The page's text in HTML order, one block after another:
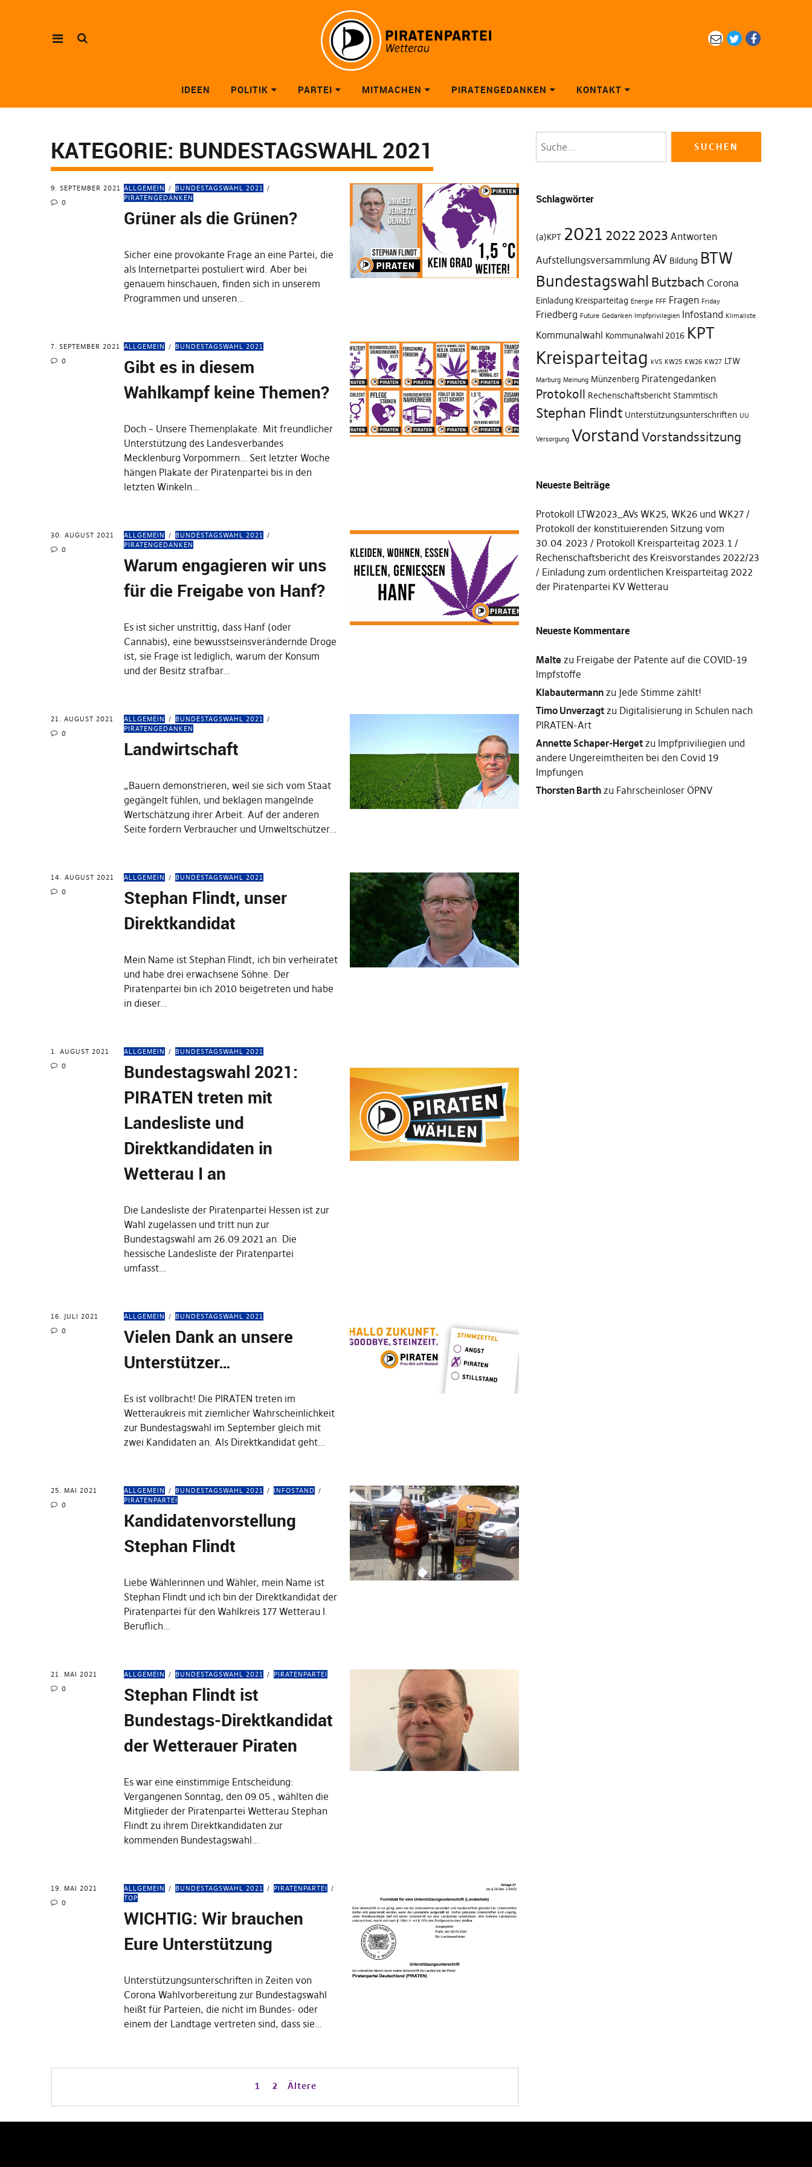
IDEEN POLITIK PARTEI MITMACHEN PIRATENGEDANKEN KONTAKT
KATEGORIE: BUNDESTAGSWAHL 2021
9. SEPTEMBER 2021
0
ALLGEMEIN
BUNDESTAGSWAHL 2021
PIRATENGEDANKEN
Grüner als die Grünen?
Sicher eine provokante Frage an eine Partei, die
als Internetpartei postuliert wird. Aber bei
genauem hinschauen, finden sich in unserem
Programmen und unseren…
7. SEPTEMBER 2021
0
ALLGEMEIN BUNDESTAGSWAHL 2021
Gibt es in diesem
Wahlkampf keine Themen?
Doch – Unsere Themenplakate. Mit freundlicher
Unterstützung des Landesverbandes
Mecklenburg Vorpommern… Seit letzter Woche
hängen Plakate der Piratenpartei bis in den
letzten Winkeln…
30. AUGUST 2021
0
ALLGEMEIN
BUNDESTAGSWAHL 2021
PIRATENGEDANKEN
Warum engagieren wir uns
für die Freigabe von Hanf?
Es ist sicher unstrittig, dass Hanf (oder
Cannabis), eine bewusstseinsverändernde Droge
ist, sie Frage ist lediglich, warum der Konsum
und der Besitz strafbar…
21. AUGUST 2021
0
ALLGEMEIN
BUNDESTAGSWAHL 2021
PIRATENGEDANKEN
Landwirtschaft
„Bauern demonstrieren, weil sie sich vom Staat
gegängelt fühlen, und beklagen mangelnde
Wertschätzung ihrer Arbeit. Auf der anderen
Seite fordern Verbraucher und Umweltschützer…
14. AUGUST 2021
0
ALLGEMEIN BUNDESTAGSWAHL 2021
Stephan Flindt, unser
Direktkandidat
Mein Name ist Stephan Flindt, ich bin verheiratet
und habe drei erwachsene Söhne. Der
Piratenpartei bin ich 2010 beigetreten und habe
in dieser…
1. AUGUST 2021
0
ALLGEMEIN BUNDESTAGSWAHL 2021
Bundestagswahl 2021:
PIRATEN treten mit
Landesliste und
Direktkandidaten in
Wetterau I an
Die Landesliste der Piratenpartei Hessen ist zur
Wahl zugelassen und tritt nun zur
Bundestagswahl am 26.09.2021 an. Die
hessische Landesliste der Piratenpartei
umfasst…
16. JULI 2021
0
ALLGEMEIN BUNDESTAGSWAHL 2021
Vielen Dank an unsere
Unterstützer…
Es ist vollbracht! Die PIRATEN treten im
Wetteraukreis mit ziemlicher Wahrscheinlichkeit
zur Bundestagswahl im September gleich mit
zwei Kandidaten an. Als Direktkandidat geht…
25. MAI 2021
0
ALLGEMEIN BUNDESTAGSWAHL 2021
INFOSTAND
PIRATENPARTEI
Kandidatenvorstellung
Stephan Flindt
Liebe Wählerinnen und Wähler, mein Name ist
Stephan Flindt und ich bin der Direktkandidat der
Piratenpartei für den Wahlkreis 177 Wetterau I.
Beruflich…
21. MAI 2021
0
ALLGEMEIN BUNDESTAGSWAHL 2021 PIRATENPARTEI
Stephan Flindt ist
Bundestags-Direktkandidat
der Wetterauer Piraten
Es war eine einstimmige Entscheidung:
Vergangenen Sonntag, den 09.05., wählten die
Mitglieder der Piratenpartei Wetterau Stephan
Flindt zu ihrem Direktkandidaten zur
kommenden Bundestagswahl…
19. MAI 2021
0
ALLGEMEIN BUNDESTAGSWAHL 2021
PIRATENPARTEI
TOP
WICHTIG: Wir brauchen
Eure Unterstützung
Unterstützungsunterschriften in Zeiten von
Corona Wahlvorbereitung zur Bundestagswahl
heißt für Parteien, die nicht im Bundes- oder
einem der Landtage vertreten sind, dass sie…
1 2 Ältere
Schlagwörter
(a)KPT 2021 2022 2023 Antworten
Aufstellungsversammlung AV Bildung BTW
Bundestagswahl Butzbach Corona
Einladung Kreisparteitag Energie FFF Fragen Friday
Friedberg Future Gedanken Impfprivilegien Infostand Klimaliste
Kommunalwahl Kommunalwahl 2016 KPT
Kreisparteitag kVS KW25 KW26 KW27 LTW
Marburg Meinung Münzenberg Piratengedanken
Protokoll Rechenschaftsbericht Stammtisch
Stephan Flindt Unterstützungsunterschriften UU
Versorgung Vorstand Vorstandssitzung
Neueste Beiträge
Protokoll LTW2023_AVs WK25, WK26 und WK27
Protokoll der konstituierenden Sitzung vom
30.04.2023
Protokoll Kreisparteitag 2023.1
Rechenschaftsbericht des Kreisvorstandes 2022/23
Einladung zum ordentlichen Kreisparteitag 2022
der Piratenpartei KV Wetterau
Neueste Kommentare
Maltezu Freigabe der Patente auf die COVID-19
Impfstoffe
Klabautermannzu Jede Stimme zählt!
Timo Unverzagtzu Digitalisierung in Schulen nach
PIRATEN-Art
Annette Schaper-Hergetzu Impfpriviliegien und
andere Ungereimtheiten bei den Covid 19
Impfungen
Thorsten Barthzu Fahrscheinloser ÖPNV